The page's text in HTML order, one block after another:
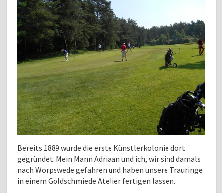
Bereits 1889 wurde die erste Künstlerkolonie dort
gegründet. Mein Mann Adriaan und ich, wir sind damals
nach Worpswede gefahren und haben unsere Trauringe
in einem Goldschmiede Atelier fertigen lassen.